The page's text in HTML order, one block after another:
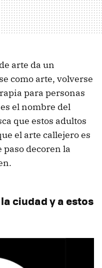
arte da un
como arte, volverse
para personas
es el nombre del
que estos adultos
el arte callejero es
paso decoren la
ciudad y a estos